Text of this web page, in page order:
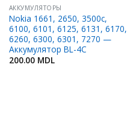
АККУМУЛЯТОРЫ
Nokia 1661, 2650, 3500c,
6100, 6101, 6125, 6131, 6170,
6260, 6300, 6301, 7270 —
Аккумулятор BL-4C
200.00 MDL